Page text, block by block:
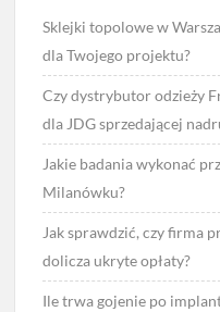
Sklejki topolowe w
dla Twojego projektu?
Czy dystrybutor odzieży
dla JDG sprzedającej
Jakie badania wykonać
Milanówku?
Jak sprawdzić, czy firma
dolicza ukryte opłaty?
Ile trwa gojenie po